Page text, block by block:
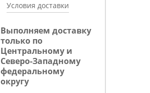
Условия доставки
Выполняем доставку
только по
Центральному и
Северо-Западному
федеральному
округу